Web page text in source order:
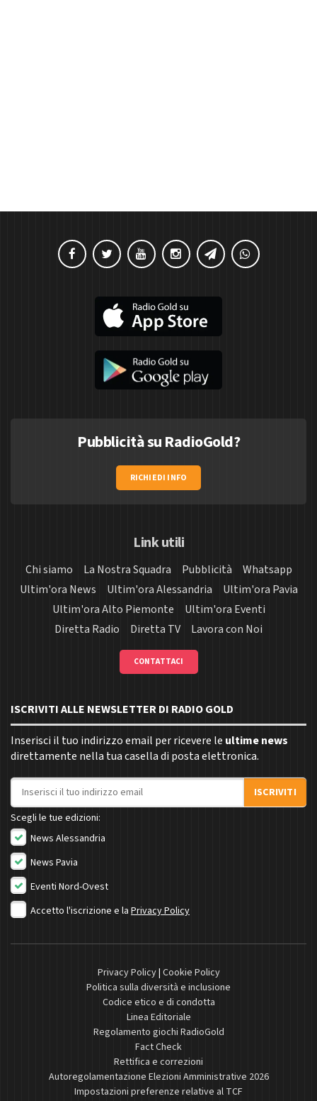
Pubblicità su RadioGold?
RICHIEDI INFO
Link utili
Chi siamo La Nostra Squadra Pubblicità
Whatsapp
Ultim'ora News
Ultim'ora Alessandria
Ultim'ora Pavia
Ultim'ora Alto Piemonte
Ultim'ora Eventi
Diretta Radio
Diretta TV Lavora con Noi
CONTATTACI
ISCRIVITI ALLE NEWSLETTER DI RADIO GOLD
Inserisci il tuo indirizzo email per ricevere le ultime news
direttamente nella tua casella di posta elettronica.
Indirizzo email
ISCRIVITI
Scegli le tue edizioni:
News Alessandria
News Pavia
Eventi Nord-Ovest
Accetto l'iscrizione e la Privacy Policy
Privacy Policy| Cookie Policy
Politica sulla diversità e inclusione
Codice etico e di condotta
Linea Editoriale
Regolamento giochi RadioGold
Fact Check
Rettifica e correzioni
Autoregolamentazione Elezioni Amministrative 2026
Impostazioni preferenze relative al TCF